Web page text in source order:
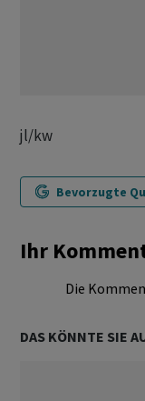
jl/kw
Bevorzugte
Ihr
Die
DAS KÖNNTE SIE